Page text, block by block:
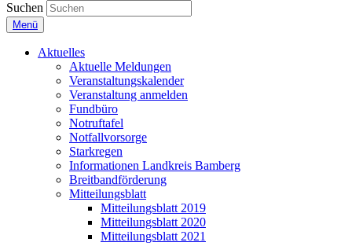
Suchen
Menü
Aktuelles
Aktuelle Meldungen
Veranstaltungskalender
Veranstaltung anmelden
Fundbüro
Notruftafel
Notfallvorsorge
Starkregen
Informationen Landkreis Bamberg
Breitbandförderung
Mitteilungsblatt
Mitteilungsblatt 2019
Mitteilungsblatt 2020
Mitteilungsblatt 2021